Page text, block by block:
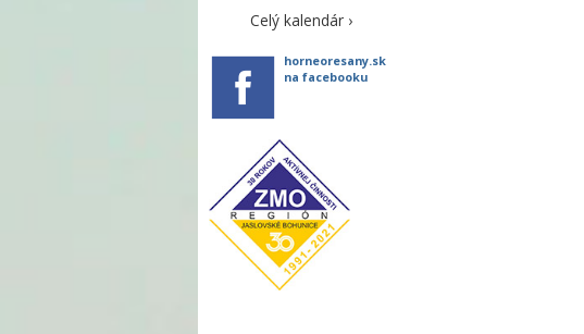
Celý kalendár ›
horneoresany.sk
na facebooku